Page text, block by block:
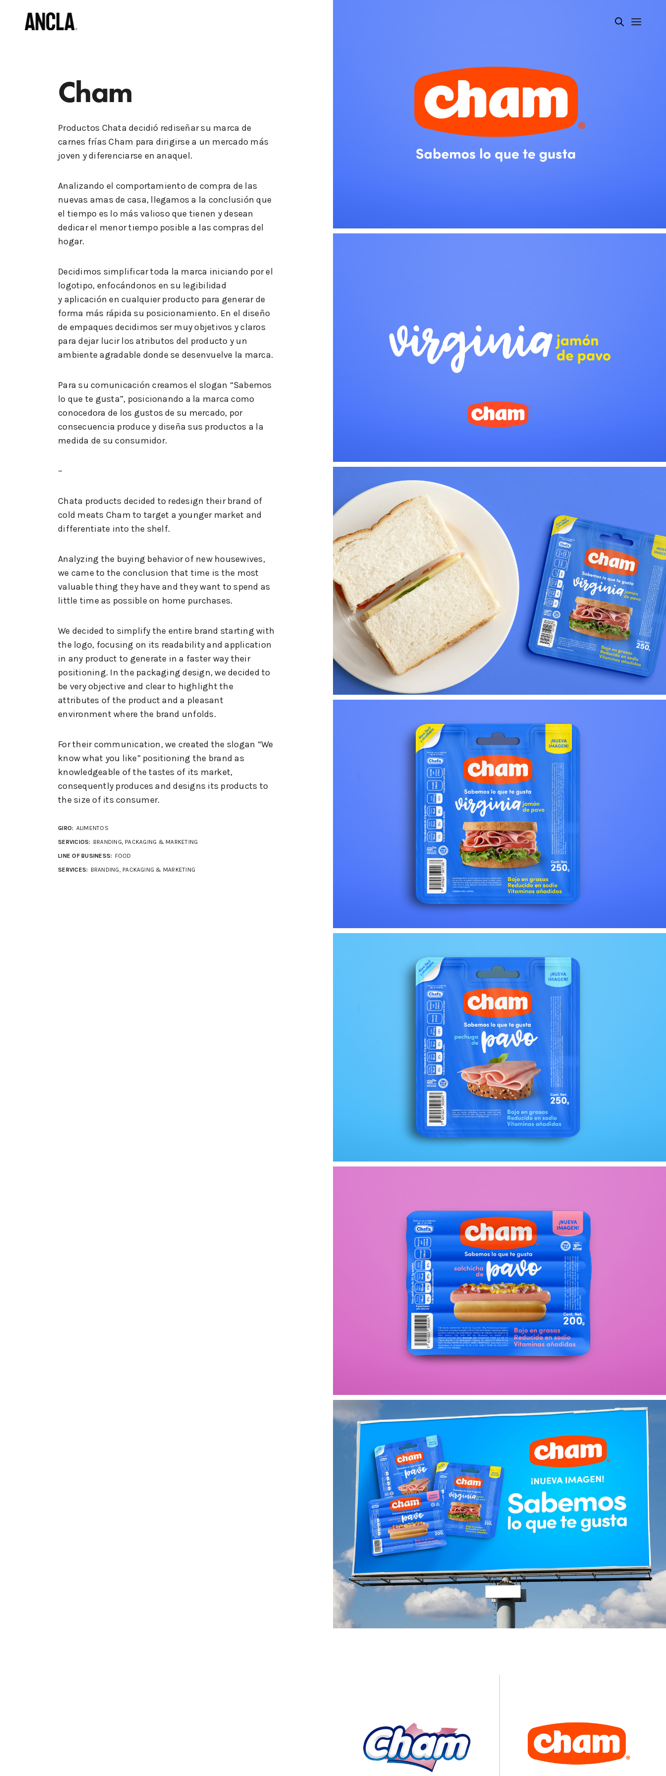
Cham
Productos Chata decidió rediseñar su marca de
carnes frías Cham para dirigirse a un mercado más
joven y diferenciarse en anaquel.
Analizando el comportamiento de compra de las
nuevas amas de casa, llegamos a la conclusión que
el tiempo es lo más valioso que tienen y desean
dedicar el menor tiempo posible a las compras del
hogar.
Decidimos simplificar toda la marca iniciando por el
logotipo, enfocándonos en su legibilidad
y aplicación en cualquier producto para generar de
forma más rápida su posicionamiento. En el diseño
de empaques decidimos ser muy objetivos y claros
para dejar lucir los atributos del producto y un
ambiente agradable donde se desenvuelve la marca.
Para su comunicación creamos el slogan “Sabemos
lo que te gusta”, posicionando a la marca como
conocedora de los gustos de su mercado, por
consecuencia produce y diseña sus productos a la
medida de su consumidor.
–
Chata products decided to redesign their brand of
cold meats Cham to target a younger market and
differentiate into the shelf.
Analyzing the buying behavior of new housewives,
we came to the conclusion that time is the most
valuable thing they have and they want to spend as
little time as possible on home purchases.
We decided to simplify the entire brand starting with
the logo, focusing on its readability and application
in any product to generate in a faster way their
positioning. In the packaging design, we decided to
be very objective and clear to highlight the
attributes of the product and a pleasant
environment where the brand unfolds.
For their communication, we created the slogan “We
know what you like” positioning the brand as
knowledgeable of the tastes of its market,
consequently produces and designs its products to
the size of its consumer.
GIRO: ALIMENTOS
SERVICIOS: BRANDING, PACKAGING & MARKETING
LINE OF BUSINESS: FOOD
SERVICES: BRANDING, PACKAGING & MARKETING